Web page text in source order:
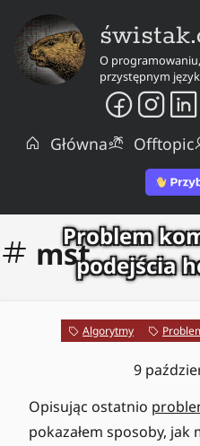
O
przystępnym
Główna Offtopic
mstProblem
podejścia
Algorytmy
9
Opisując ostatnio
pokazałem sposoby, jak